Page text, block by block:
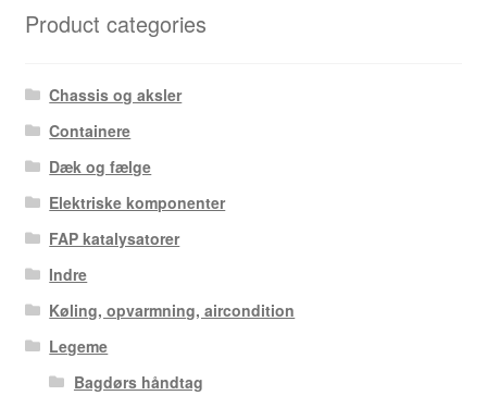
Product categories
Chassis og aksler
Containere
Dæk og fælge
Elektriske komponenter
FAP katalysatorer
Indre
Køling, opvarmning, aircondition
Legeme
Bagdørs håndtag